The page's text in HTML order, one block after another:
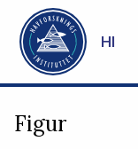
Gå til hovedinnhold
HI
Figur